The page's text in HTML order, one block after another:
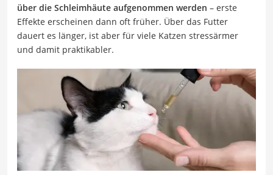
über die Schleimhäute aufgenommen werden – erste
Effekte erscheinen dann oft früher. Über das Futter
dauert es länger, ist aber für viele Katzen stressärmer
und damit praktikabler.